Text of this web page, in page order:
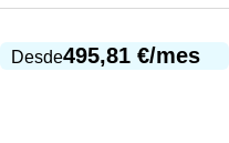
Desde495,81 €/mes